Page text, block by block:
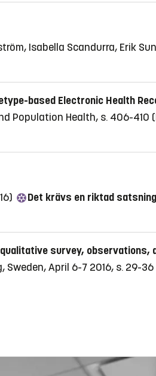
Isabella Scandurra, Erik
based Electronic Health
Population Health, s. 406-410
Det krävs en riktad
qualitative survey, observations,
April 6-7 2016, s. 29-36